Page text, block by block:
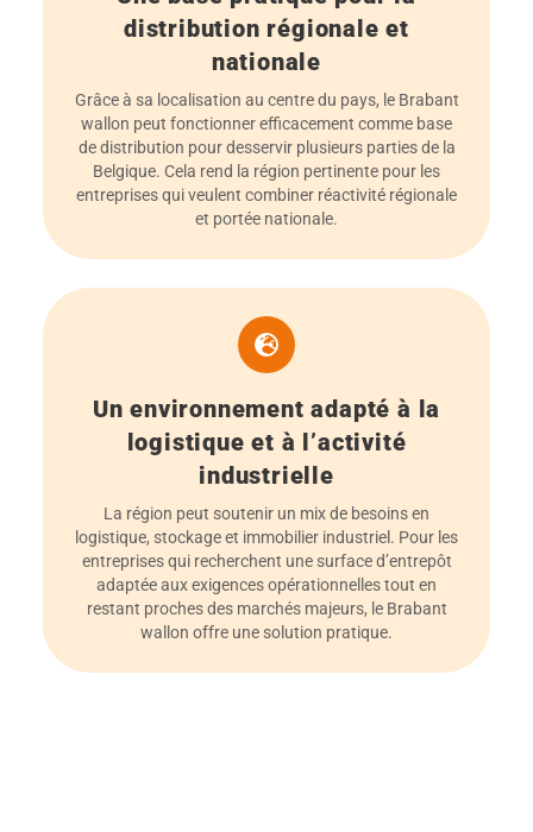
distribution régionale et
nationale
Grâce à sa localisation au centre du pays, le Brabant
wallon peut fonctionner efficacement comme base
de distribution pour desservir plusieurs parties de la
Belgique. Cela rend la région pertinente pour les
entreprises qui veulent combiner réactivité régionale
et portée nationale.
Un environnement adapté à la
logistique et à l’activité
industrielle
La région peut soutenir un mix de besoins en
logistique, stockage et immobilier industriel. Pour les
entreprises qui recherchent une surface d’entrepôt
adaptée aux exigences opérationnelles tout en
restant proches des marchés majeurs, le Brabant
wallon offre une solution pratique.